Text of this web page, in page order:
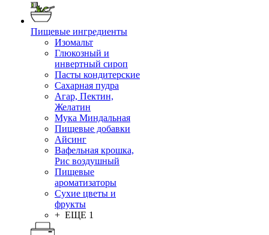
Пищевые ингредиенты
Изомальт
Глюкозный и
инвертный сироп
Пасты кондитерские
Сахарная пудра
Агар, Пектин,
Желатин
Мука Миндальная
Пищевые добавки
Айсинг
Вафельная крошка,
Рис воздушный
Пищевые
ароматизаторы
Сухие цветы и
фрукты
+ ЕЩЕ 1